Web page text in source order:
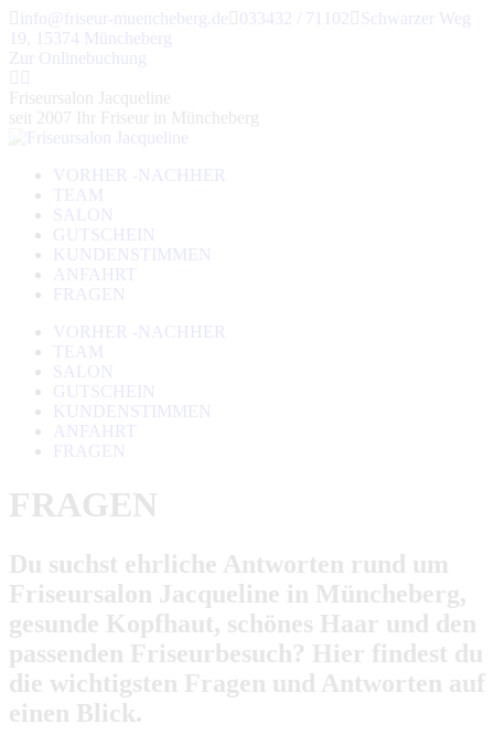
Zum
Inhalt
springen
info@friseur-muencheberg.de 033432 / 71102
Schwarzer Weg
19, 15374 Müncheberg
Zur Onlinebuchung
page
opens
in
window
page
opens
window
Friseursalon Jacqueline
seit 2007 Ihr Friseur in Müncheberg
VORHER -NACHHER
TEAM
SALON
GUTSCHEIN
KUNDENSTIMMEN
ANFAHRT
FRAGEN
VORHER -NACHHER
TEAM
SALON
GUTSCHEIN
KUNDENSTIMMEN
ANFAHRT
FRAGEN
FRAGEN
Du suchst ehrliche Antworten rund um
Friseursalon Jacqueline in Müncheberg,
gesunde Kopfhaut, schönes Haar und den
passenden Friseurbesuch? Hier findest du
die wichtigsten Fragen und Antworten auf
einen Blick.